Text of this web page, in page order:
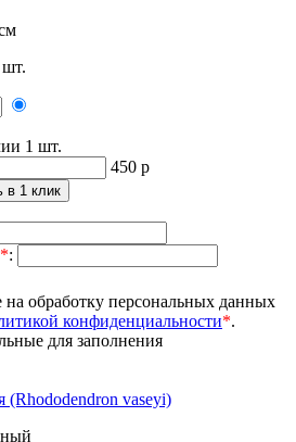
шт.
1 шт.
450 р
*:
на обработку персональных данных
конфиденциальности*.
для заполнения
(Rhododendron vaseyi)